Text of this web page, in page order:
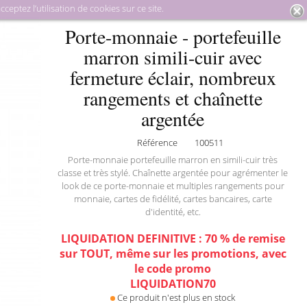
l’utilisation de cookies sur ce site.
cuir avec fermeture éclair, nombreux rangements et chaînette
argentée
Porte-monnaie - portefeuille
marron simili-cuir avec
fermeture éclair, nombreux
rangements et chaînette
argentée
Référence
100511
Porte-monnaie portefeuille marron en simili-cuir très
classe et très stylé. Chaînette argentée pour agrémenter le
look de ce porte-monnaie et multiples rangements pour
monnaie, cartes de fidélité, cartes bancaires, carte
d'identité, etc.
LIQUIDATION DEFINITIVE : 70 % de remise
sur TOUT, même sur les promotions, avec
le code promo
LIQUIDATION70
Ce produit n'est plus en stock